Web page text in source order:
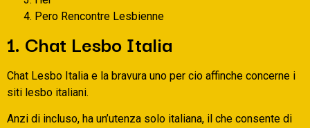
Pero Rencontre Lesbienne
1. Chat Lesbo Italia
Chat Lesbo Italia e la bravura uno per cio affinche concerne i
siti lesbo italiani.
Anzi di incluso, ha un’utenza solo italiana, il che consente di